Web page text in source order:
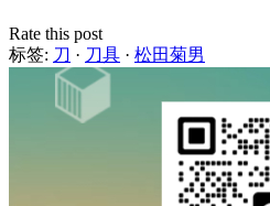
Rate this post
标签: 刀 · 刀具 · 松田菊男